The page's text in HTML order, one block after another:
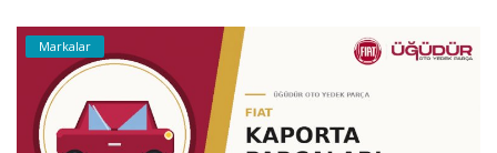
Markalar